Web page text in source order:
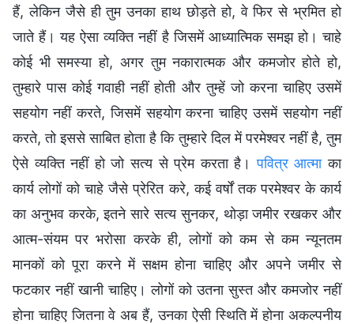
हैं, लेकिन जैसे ही तुम उनका हाथ छोड़ते हो, वे फिर से भ्रमित हो
जाते हैं। यह ऐसा व्यक्ति नहीं है जिसमें आध्यात्मिक समझ हो। चाहे
कोई भी समस्या हो, अगर तुम नकारात्मक और कमजोर होते हो,
तुम्हारे पास कोई गवाही नहीं होती और तुम्हें जो करना चाहिए उसमें
सहयोग नहीं करते, जिसमें सहयोग करना चाहिए उसमें सहयोग नहीं
करते, तो इससे साबित होता है कि तुम्हारे दिल में परमेश्वर नहीं है, तुम
ऐसे व्यक्ति नहीं हो जो सत्य से प्रेम करता है।पवित्र आत्माका
कार्य लोगों को चाहे जैसे प्रेरित करे, कई वर्षों तक परमेश्वर के कार्य
का अनुभव करके, इतने सारे सत्य सुनकर, थोड़ा जमीर रखकर और
आत्म-संयम पर भरोसा करके ही, लोगों को कम से कम न्यूनतम
मानकों को पूरा करने में सक्षम होना चाहिए और अपने जमीर से
फटकार नहीं खानी चाहिए। लोगों को उतना सुस्त और कमजोर नहीं
होना चाहिए जितना वे अब हैं, उनका ऐसी स्थिति में होना अकल्पनीय